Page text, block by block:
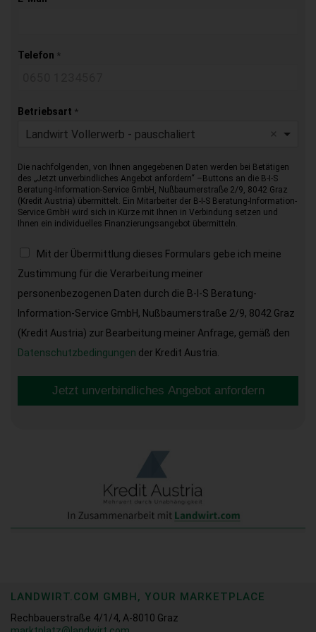
Telefon *
Betriebsart *
Landwirt Vollerwerb - pauschaliert
Die nachfolgenden, von Ihnen angegebenen Daten werden bei Betätigen
des „Jetzt unverbindliches Angebot anfordern“ –Buttons an die B-I-S
Beratung-Information-Service GmbH, Nußbaumerstraße 2/9, 8042 Graz
(Kredit Austria) übermittelt. Ein Mitarbeiter der B-I-S Beratung-Information-
Service GmbH wird sich in Kürze mit Ihnen in Verbindung setzen und
Ihnen ein individuelles Finanzierungsangebot übermitteln.
Mit der Übermittlung dieses Formulars gebe ich meine
Zustimmung für die Verarbeitung meiner
personenbezogenen Daten durch die B-I-S Beratung-
Information-Service GmbH, Nußbaumerstraße 2/9, 8042 Graz
(Kredit Austria) zur Bearbeitung meiner Anfrage, gemäß den
Datenschutzbedingungen der Kredit Austria.
Jetzt unverbindliches Angebot anfordern
LANDWIRT.COM GMBH, YOUR MARKETPLACE
Rechbauerstraße 4/1/4, A-8010 Graz